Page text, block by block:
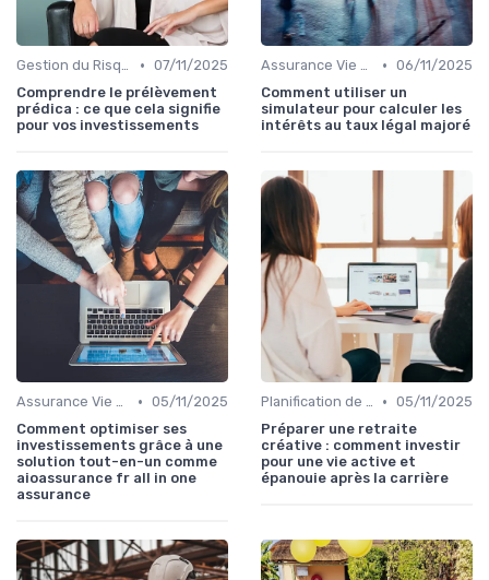
Gestion du Risque Financier • 07/11/2025
Comprendre le prélèvement
prédica : ce que cela signifie
pour vos investissements
Assurance Vie et Épargne • 06/11/2025
Comment utiliser un
simulateur pour calculer les
intérêts au taux légal majoré
Assurance Vie et Épargne • 05/11/2025
Comment optimiser ses
investissements grâce à une
solution tout-en-un comme
aioassurance fr all in one
assurance
Planification de la Retraite • 05/11/2025
Préparer une retraite
créative : comment investir
pour une vie active et
épanouie après la carrière